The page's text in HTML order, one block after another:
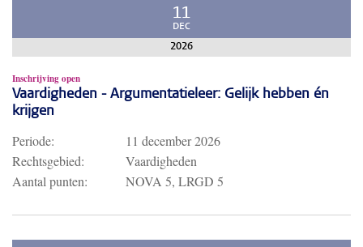
11
DEC
2026
Inschrijving open
Vaardigheden - Argumentatieleer: Gelijk hebben én
krijgen
Periode:
11 december 2026
Rechtsgebied:
Vaardigheden
Aantal punten:
NOVA 5, LRGD 5